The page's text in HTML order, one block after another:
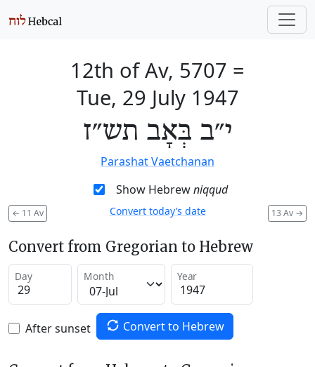
12th of Av, 5707 =
Tue, 29 July 1947
י״ב בְּאָב תש״ז
Parashat Vaetchanan
Show Hebrewniqqud
← 11 Av 13 Av →
Convert today’s date
Convert from Gregorian to Hebrew
Day Month Year
After sunset Convert to Hebrew